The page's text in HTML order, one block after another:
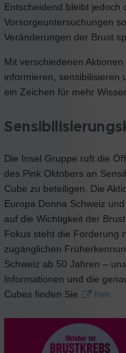
Entscheidend bleibt jedoch
Vorsorgeuntersuchungen
Veränderungen der Brust
Mit verschiedenen
informieren, sensibilisieren
ein Zeichen für mehr
Die Insel Gruppe ruft die
des Pink Oktobers an
Cube zu beteiligen. Die
Europa Donna Schweiz
auf die Wichtigkeit der
Fokus steht die Forderung
zugänglichen
Schweiz ab 50 Jahren –
Informationen und die
Cubes finden Sie
hier.